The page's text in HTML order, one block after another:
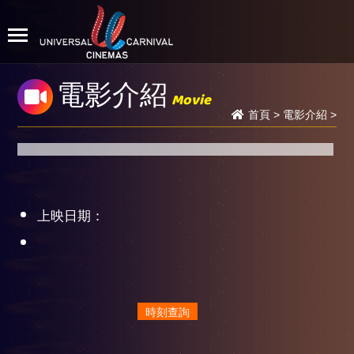
電影介紹 Movie
首頁> 電影介紹 >
上映日期：
時刻查詢